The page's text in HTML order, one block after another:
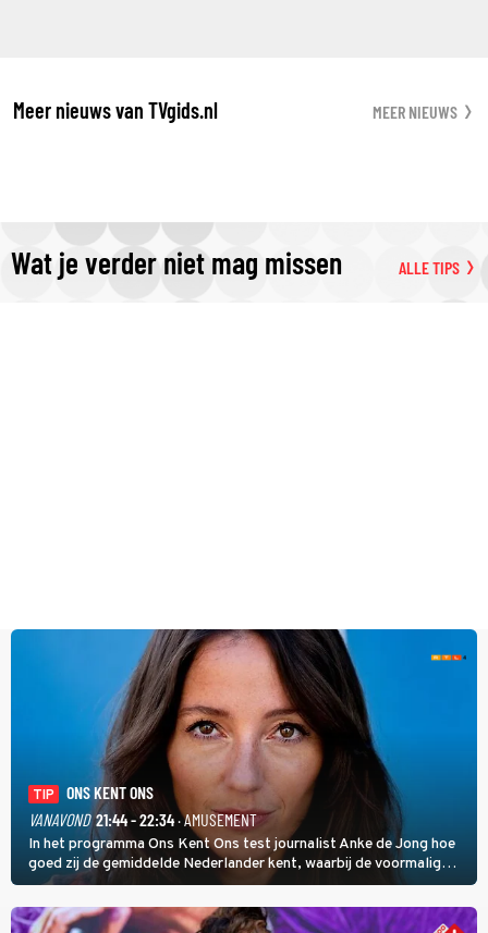
Meer nieuws van TVgids.nl MEER NIEUWS
Wat je verder niet mag missen ALLE TIPS
TIP
ONS KENT ONS
VANAVOND 21:44 - 22:34· AMUSEMENT
In het programma Ons Kent Ons test journalist Anke de Jong hoe
goed zij de gemiddelde Nederlander kent, waarbij de voormalig
hoofdredacteur van modebladen Glamour en Elle het samen met
rapper Keizer opneemt tegen Edson da Graça en Marc-Marie
Huijbregts.